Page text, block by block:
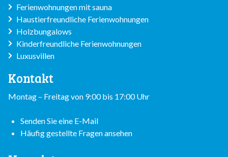
Ferienwohnungen mit sauna
Haustierfreundliche Ferienwohnungen
Holzbungalows
Kinderfreundliche Ferienwohnungen
Luxusvillen
Kontakt
Montag – Freitag von 9:00 bis 17:00 Uhr
Senden Sie eine E-Mail
Häufig gestellte Fragen ansehen